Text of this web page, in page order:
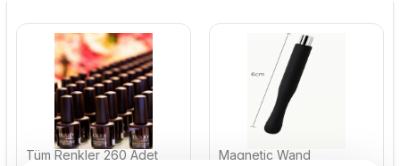
Tüm Renkler 260 Adet
Magnetic Wand